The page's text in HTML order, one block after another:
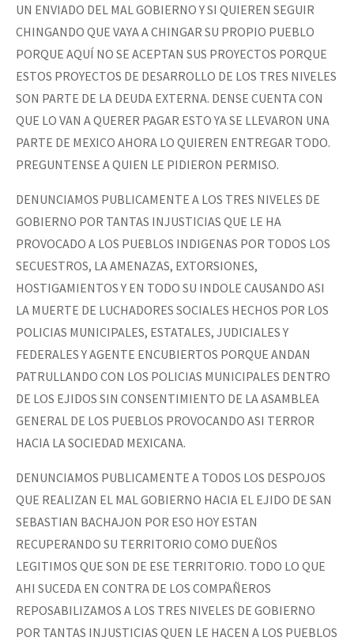
UN ENVIADO DEL MAL GOBIERNO Y SI QUIEREN SEGUIR
CHINGANDO QUE VAYA A CHINGAR SU PROPIO PUEBLO
PORQUE AQUÍ NO SE ACEPTAN SUS PROYECTOS PORQUE
ESTOS PROYECTOS DE DESARROLLO DE LOS TRES NIVELES
SON PARTE DE LA DEUDA EXTERNA. DENSE CUENTA CON
QUE LO VAN A QUERER PAGAR ESTO YA SE LLEVARON UNA
PARTE DE MEXICO AHORA LO QUIEREN ENTREGAR TODO.
PREGUNTENSE A QUIEN LE PIDIERON PERMISO.
DENUNCIAMOS PUBLICAMENTE A LOS TRES NIVELES DE
GOBIERNO POR TANTAS INJUSTICIAS QUE LE HA
PROVOCADO A LOS PUEBLOS INDIGENAS POR TODOS LOS
SECUESTROS, LA AMENAZAS, EXTORSIONES,
HOSTIGAMIENTOS Y EN TODO SU INDOLE CAUSANDO ASI
LA MUERTE DE LUCHADORES SOCIALES HECHOS POR LOS
POLICIAS MUNICIPALES, ESTATALES, JUDICIALES Y
FEDERALES Y AGENTE ENCUBIERTOS PORQUE ANDAN
PATRULLANDO CON LOS POLICIAS MUNICIPALES DENTRO
DE LOS EJIDOS SIN CONSENTIMIENTO DE LA ASAMBLEA
GENERAL DE LOS PUEBLOS PROVOCANDO ASI TERROR
HACIA LA SOCIEDAD MEXICANA.
DENUNCIAMOS PUBLICAMENTE A TODOS LOS DESPOJOS
QUE REALIZAN EL MAL GOBIERNO HACIA EL EJIDO DE SAN
SEBASTIAN BACHAJON POR ESO HOY ESTAN
RECUPERANDO SU TERRITORIO COMO DUEÑOS
LEGITIMOS QUE SON DE ESE TERRITORIO. TODO LO QUE
AHI SUCEDA EN CONTRA DE LOS COMPAÑEROS
REPOSABILIZAMOS A LOS TRES NIVELES DE GOBIERNO
POR TANTAS INJUSTICIAS QUEN LE HACEN A LOS PUEBLOS